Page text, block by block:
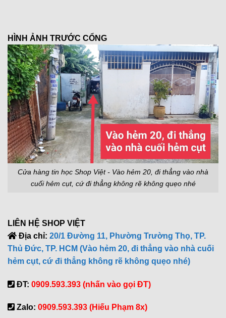
HÌNH ẢNH TRƯỚC CỔNG
Cửa hàng tin học Shop Việt - Vào hẻm 20, đi thẳng vào nhà
cuối hẻm cụt, cứ đi thẳng không rẽ không quẹo nhé
LIÊN HỆ SHOP VIỆT
Địa chỉ: 20/1 Đường 11, Phường Trường Thọ, TP.
Thủ Đức, TP. HCM (Vào hẻm 20, đi thẳng vào nhà cuối
hẻm cụt, cứ đi thẳng không rẽ không quẹo nhé)
ĐT: 0909.593.393 (nhấn vào gọi ĐT)
Zalo: 0909.593.393 (Hiếu Phạm 8x)